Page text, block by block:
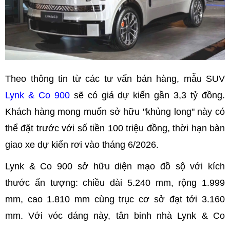
Theo thông tin từ các tư vấn bán hàng, mẫu SUV
Lynk & Co 900 sẽ có giá dự kiến gần 3,3 tỷ đồng.
Khách hàng mong muốn sở hữu "khủng long" này có
thể đặt trước với số tiền 100 triệu đồng, thời hạn bàn
giao xe dự kiến rơi vào tháng 6/2026.
Lynk & Co 900 sở hữu diện mạo đồ sộ với kích
thước ấn tượng: chiều dài 5.240 mm, rộng 1.999
mm, cao 1.810 mm cùng trục cơ sở đạt tới 3.160
mm. Với vóc dáng này, tân binh nhà Lynk & Co